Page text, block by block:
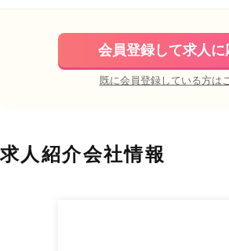
会員登録して求人に
既に会員登録している方は
求人紹介会社情報